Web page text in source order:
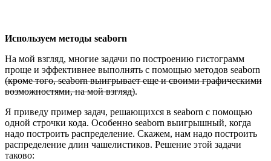
Используем методы seaborn
На мой взгляд, многие задачи по построению гистограмм
проще и эффективнее выполнять с помощью методов seaborn
(кроме того, seaborn выигрывает еще и своими графическими
возможностями, на мой взгляд).
Я приведу пример задач, решающихся в seaborn с помощью
одной строчки кода. Особенно seaborn выигрышный, когда
надо построить распределение. Скажем, нам надо построить
распределение длин чашелистиков. Решение этой задачи
таково: